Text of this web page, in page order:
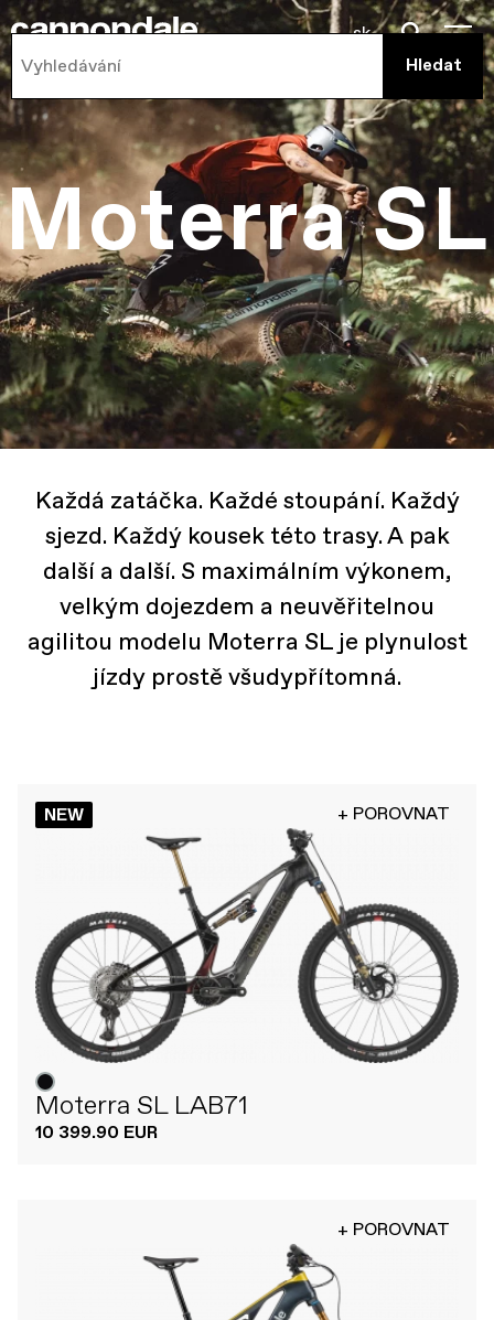
Moterra SL
sk
Každá zatáčka. Každé stoupání. Každý
sjezd. Každý kousek této trasy. A pak
další a další. S maximálním výkonem,
velkým dojezdem a neuvěřitelnou
agilitou modelu Moterra SL je plynulost
jízdy prostě všudypřítomná.
NEW + POROVNAT
Moterra SL LAB71
10 399.90 EUR
+ POROVNAT